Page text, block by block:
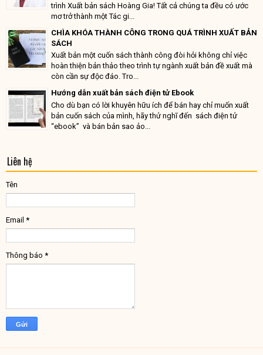
trình Xuất bản sách Hoàng Gia! Tất cả chúng ta đều có ước
mơ trở thành một Tác gi...
CHÌA KHÓA THÀNH CÔNG TRONG QUÁ TRÌNH XUẤT BẢN
SÁCH
Xuất bản một cuốn sách thành công đòi hỏi không chỉ việc
hoàn thiện bản thảo theo trình tự ngành xuất bản đề xuất mà
còn cần sự độc đáo. Tro...
Hướng dẫn xuất bản sách điện tử Ebook
Cho dù bạn có lời khuyên hữu ích để bán hay chỉ muốn xuất
bản cuốn sách của mình, hãy thử nghĩ đến sách điện tử
“ebook” và bán bản sao ảo...
Liên hệ
Tên
Email *
Thông báo *